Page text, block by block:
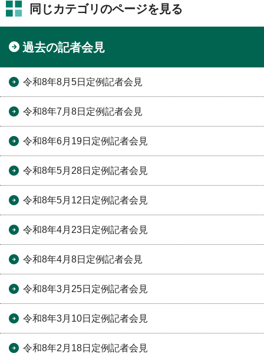
同じカテゴリのページを見る
過去の記者会見
令和8年8月5日定例記者会見
令和8年7月8日定例記者会見
令和8年6月19日定例記者会見
令和8年5月28日定例記者会見
令和8年5月12日定例記者会見
令和8年4月23日定例記者会見
令和8年4月8日定例記者会見
令和8年3月25日定例記者会見
令和8年3月10日定例記者会見
令和8年2月18日定例記者会見